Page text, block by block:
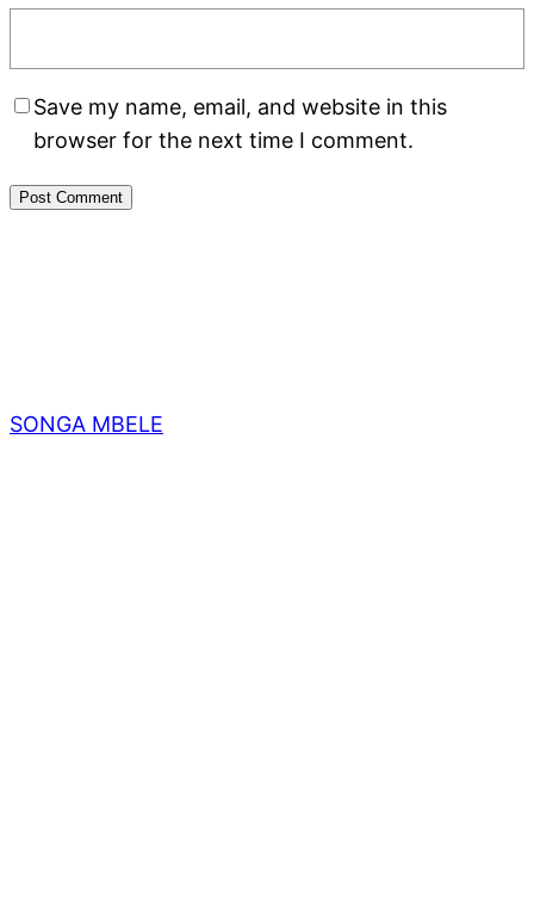
Save my name, email, and website in this
browser for the next time I comment.
SONGA MBELE